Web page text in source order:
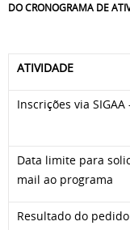
DO CRONOGRAMA DE
ATIVIDADE
Inscrições via
Data limite para
mail ao programa
Resultado do